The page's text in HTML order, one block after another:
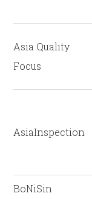
Asia Quality
Focus
AsiaInspection
BoNiSin